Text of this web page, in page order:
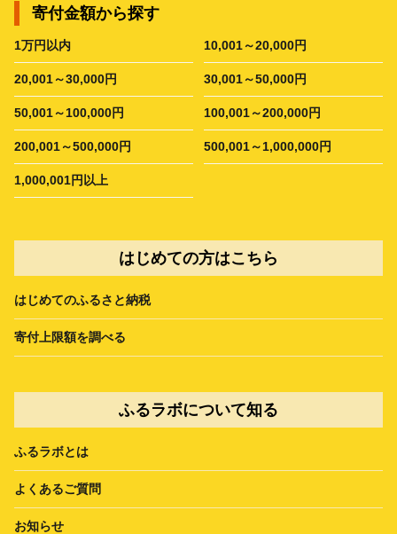
寄付金額から探す
1万円以内 10,001～20,000円
20,001～30,000円 30,001～50,000円
50,001～100,000円 100,001～200,000円
200,001～500,000円 500,001～1,000,000円
1,000,001円以上
はじめての方はこちら
はじめてのふるさと納税
寄付上限額を調べる
ふるラボについて知る
ふるラボとは
よくあるご質問
お知らせ